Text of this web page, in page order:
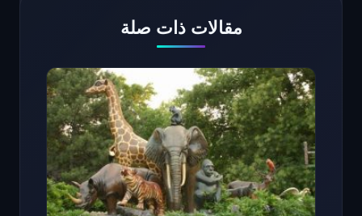
مقالات ذات صلة